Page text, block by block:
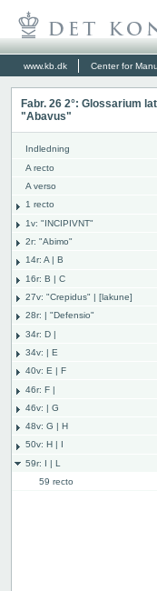
www.kb.dk Center for
Fabr. 26 2°: Glossarium
"Abavus"
Indledning
A recto
A verso
1 recto
1v: "INCIPIVNT"
2r: "Abimo"
14r: A | B
16r: B | C
27v: "Crepidus" | [lakune]
28r: | "Defensio"
34r: D |
34v: | E
40v: E | F
46r: F |
46v: | G
48v: G | H
50v: H | I
59r: I | L
59 recto